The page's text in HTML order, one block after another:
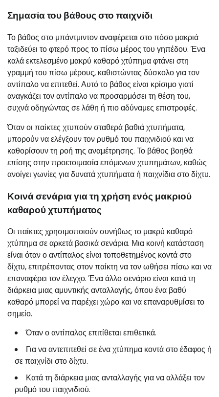
Σημασία του βάθους στο παιχνίδι
Το βάθος στο μπάντμιντον αναφέρεται στο πόσο μακριά
ταξιδεύει το φτερό προς το πίσω μέρος του γηπέδου. Ένα
καλά εκτελεσμένο μακρύ καθαρό χτύπημα φτάνει στη
γραμμή του πίσω μέρους, καθιστώντας δύσκολο για τον
αντίπαλο να επιτεθεί. Αυτό το βάθος είναι κρίσιμο γιατί
αναγκάζει τον αντίπαλο να προσαρμόσει τη θέση του,
συχνά οδηγώντας σε λάθη ή πιο αδύναμες επιστροφές.
Όταν οι παίκτες χτυπούν σταθερά βαθιά χτυπήματα,
μπορούν να ελέγξουν τον ρυθμό του παιχνιδιού και να
καθορίσουν τη ροή της αναμέτρησης. Το βάθος βοηθά
επίσης στην προετοιμασία επόμενων χτυπημάτων, καθώς
ανοίγει γωνίες για δυνατά χτυπήματα ή παιχνίδια στο δίχτυ.
Κοινά σενάρια για τη χρήση ενός μακριού
καθαρού χτυπήματος
Οι παίκτες χρησιμοποιούν συνήθως το μακρύ καθαρό
χτύπημα σε αρκετά βασικά σενάρια. Μια κοινή κατάσταση
είναι όταν ο αντίπαλος είναι τοποθετημένος κοντά στο
δίχτυ, επιτρέποντας στον παίκτη να τον ωθήσει πίσω και να
επαναφέρει τον έλεγχο. Ένα άλλο σενάριο είναι κατά τη
διάρκεια μιας αμυντικής ανταλλαγής, όπου ένα βαθύ
καθαρό μπορεί να παρέχει χώρο και να επαναρυθμίσει το
σημείο.
Όταν ο αντίπαλος επιτίθεται επιθετικά.
Για να αντεπιτεθεί σε ένα χτύπημα κοντά στο έδαφος ή
σε παιχνίδι στο δίχτυ.
Κατά τη διάρκεια μιας ανταλλαγής για να αλλάξει τον
ρυθμό του παιχνιδιού.